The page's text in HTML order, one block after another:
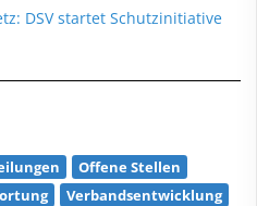
DSV startet Schutzinitiative
Offene Stellen
Verbandsentwicklung